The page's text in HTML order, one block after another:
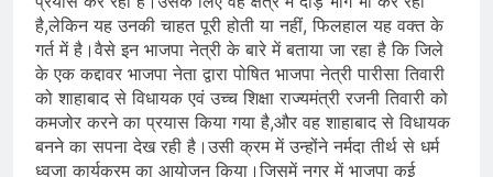
है,लेकिन यह उनकी चाहत पूरी होती या नहीं, फिलहाल यह वक्त के
गर्त में है।वैसे इन भाजपा नेत्री के बारे में बताया जा रहा है कि जिले
के एक कद्दावर भाजपा नेता द्वारा पोषित भाजपा नेत्री पारीसा तिवारी
को शाहाबाद से विधायक एवं उच्च शिक्षा राज्यमंत्री रजनी तिवारी को
कमजोर करने का प्रयास किया गया है,और वह शाहाबाद से विधायक
बनने का सपना देख रही है।उसी क्रम में उन्होंने नर्मदा तीर्थ से धर्म
ध्वजा कार्यक्रम का आयोजन किया।जिसमें नगर में भाजपा कई